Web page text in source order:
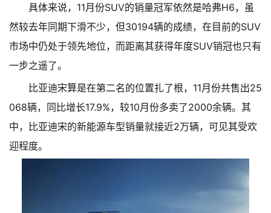
具体来说，11月份SUV的销量冠军依然是哈弗H6，虽
然较去年同期下滑不少，但30194辆的成绩，在目前的SUV
市场中仍处于领先地位，而距离其获得年度SUV销冠也只有
一步之遥了。
比亚迪宋算是在第二名的位置扎了根，11月份共售出25
068辆，同比增长17.9%，较10月份多卖了2000余辆。其
中，比亚迪宋的新能源车型销量就接近2万辆，可见其受欢
迎程度。